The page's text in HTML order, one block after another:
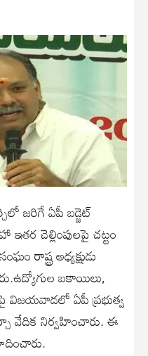
జరిగే ఏపీ బడ్జెట్‌
చెల్లింపులపై చట్టం
రాష్ట్ర అధ్యక్షుడు
బకాయిలు,
విజయవాడలో ఏపీ ప్రభుత్వ
వేదిక నిర్వహించారు. ఈ